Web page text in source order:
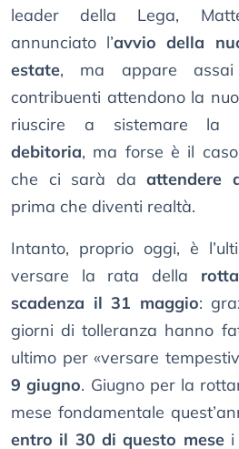
leader della Lega,
annunciato l’avvio della
estate, ma appare assai
contribuenti attendono la
riuscire a sistemare la
debitoria, ma forse è il
che ci sarà daattendere
prima che diventi realtà.
Intanto, proprio oggi, è
versare la rata della
scadenza il 31 maggio:
giorni di tolleranza hanno
ultimo per «versare
9 giugno. Giugno per la
mese fondamentale
entro il 30 di questo mesei